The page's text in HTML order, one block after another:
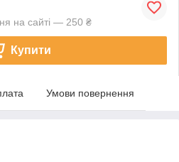
на сайті — 250 ₴
Купити
Умови повернення